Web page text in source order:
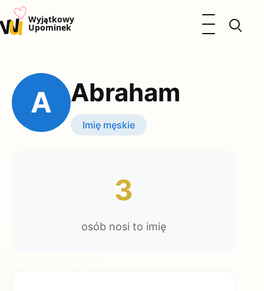
u♡Wyjątkowy
Upominek
Otwórz menu
Kalendarz Imienin
Kobieta
Okazje
Katalog prezentów
A Abraham
Imię męskie
3
osób nosi to imię